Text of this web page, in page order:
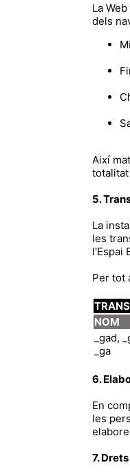
La
dels
Així
5.
La
les
l'Espai
Per tot
NOM
_gad,
_ga
6.
En
les
7.